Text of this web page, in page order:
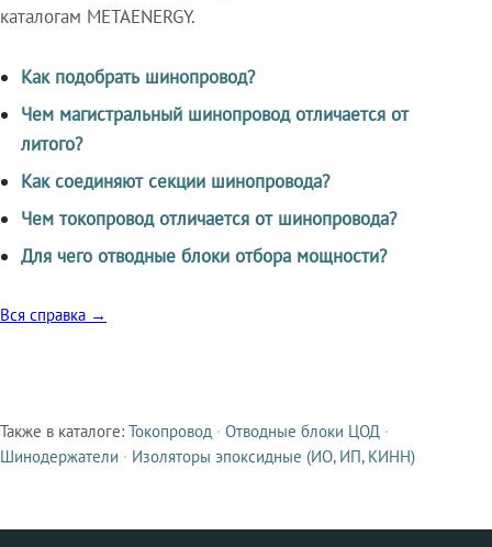
каталогам METAENERGY.
Как подобрать шинопровод?
Чем магистральный шинопровод отличается от
литого?
Как соединяют секции шинопровода?
Чем токопровод отличается от шинопровода?
Для чего отводные блоки отбора мощности?
Вся справка →
Смежные продукты
Также в каталоге: Токопровод · Отводные блоки ЦОД ·
Шинодержатели · Изоляторы эпоксидные (ИО, ИП, КИНН)